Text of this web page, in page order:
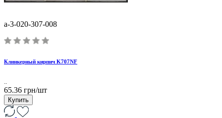
a-3-020-307-008
Клинкерный кирпич K707NF
65.36 грн/шт
Купить